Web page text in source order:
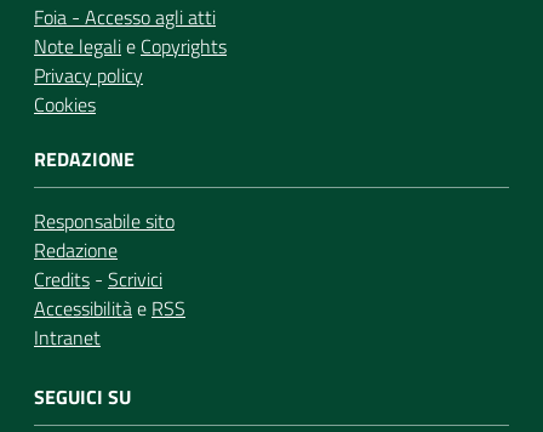
Foia - Accesso agli atti
Note legalie Copyrights
Privacy policy
Cookies
REDAZIONE
Responsabile sito
Redazione
Credits - Scrivici
Accessibilitàe RSS
Intranet
SEGUICI SU